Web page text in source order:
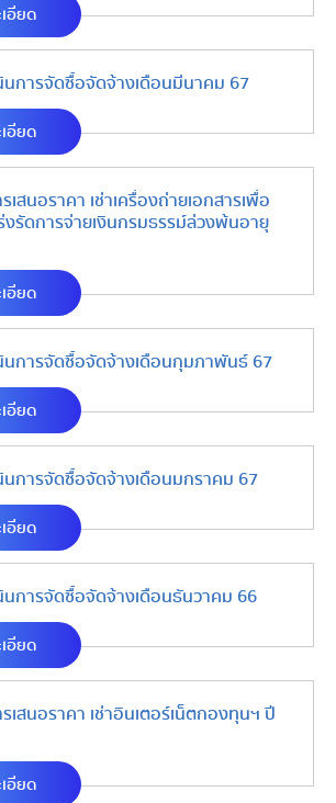
อียด
การจัดซื้อจัดจ้างเดือนมีนาคม 67
อียด
เสนอราคา เช่าเครื่องถ่ายเอกสารเพื่อ
งรัดการจ่ายเงินกรมธรรม์ล่วงพ้นอายุ
อียด
นการจัดซื้อจัดจ้างเดือนกุมภาพันธ์ 67
อียด
การจัดซื้อจัดจ้างเดือนมกราคม 67
อียด
การจัดซื้อจัดจ้างเดือนธันวาคม 66
อียด
เสนอราคา เช่าอินเตอร์เน็ตกองทุนฯ ปี
อียด